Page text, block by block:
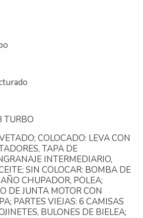
TURBO
COLOCADO: LEVA CON
TAPA DE
INTERMEDIARIO,
SIN COLOCAR: BOMBA DE
CHUPADOR, POLEA;
DE JUNTA MOTOR CON
PARTES VIEJAS: 6 CAMISAS
BULONES DE BIELEA;